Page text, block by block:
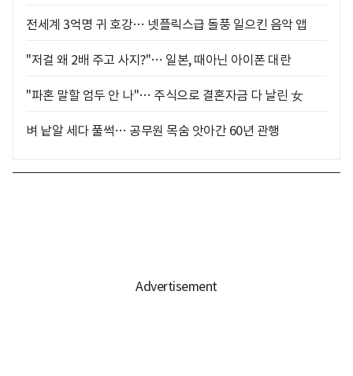
전세계 3억명 귀 호강… 넷플릭스급 돌풍 일으킨 음악 앱
"저걸 왜 2배 주고 사지?"… 일본, 때아닌 아이폰 대란
"파혼 말할 엄두 안 나"… 주식으로 결혼자금 다 날린 女
벼 낱알 세다 풀썩… 공무원 목숨 앗아간 60년 관행